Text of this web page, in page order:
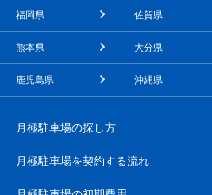
福岡県 佐賀県
熊本県 大分県
鹿児島県 沖縄県
月極駐車場の探し方
月極駐車場を契約する流れ